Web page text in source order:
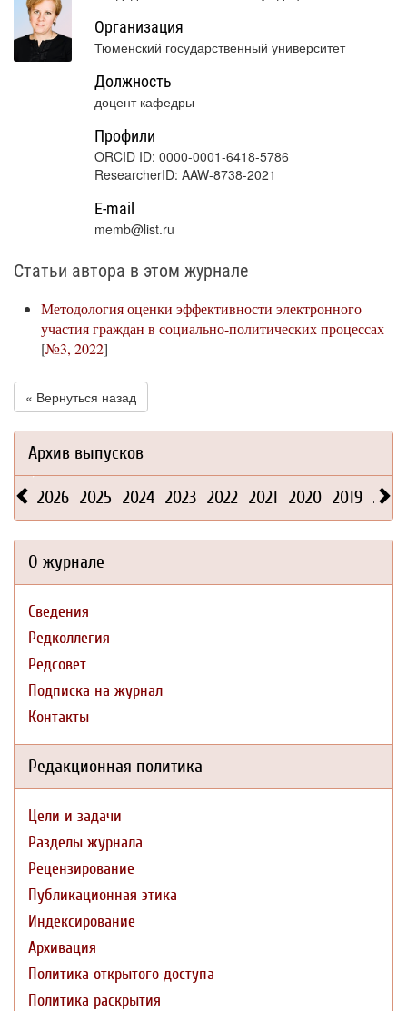
Организация
Тюменский государственный университет
Должность
доцент кафедры
Профили
ORCID ID: 0000-0001-6418-5786
ResearcherID: AAW-8738-2021
E-mail
memb@list.ru
Статьи автора в этом журнале
Методология оценки эффективности электронного
участия граждан в социально-политических процессах
[№3, 2022]
« Вернуться назад
Архив выпусков
2026 2025 2024 2023 2022 2021 2020 2019 2018
О журнале
Сведения
Редколлегия
Редсовет
Подписка на журнал
Контакты
Редакционная политика
Цели и задачи
Разделы журнала
Рецензирование
Публикационная этика
Индексирование
Архивация
Политика открытого доступа
Политика раскрытия